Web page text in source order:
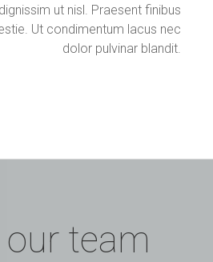
ut nisl. Praesent finibus
Ut condimentum lacus nec
dolor pulvinar blandit.
our team